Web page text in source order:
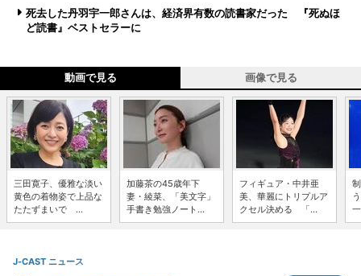
死去した丹羽宇一郎さんは、経済界有数の読書家だった 『死ぬほ
ど読書』ベストセラーに
動画で見る 画像で見る
三田寛子、優雅な淡い
黄色の着物姿で上品な
たたずまいで ...
加藤茶の45歳年下
妻・綾菜、「美文字」
手書き勉強ノート...
フィギュア・中井亜
美、華麗にトリプルア
クセル決める 「...
J-CAST ニュース